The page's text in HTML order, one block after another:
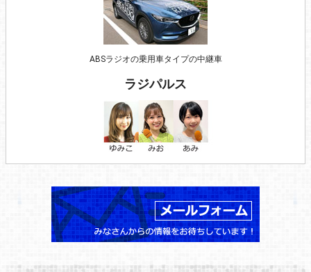
ABSラジオの乗用車タイプの中継車
ラジパルス